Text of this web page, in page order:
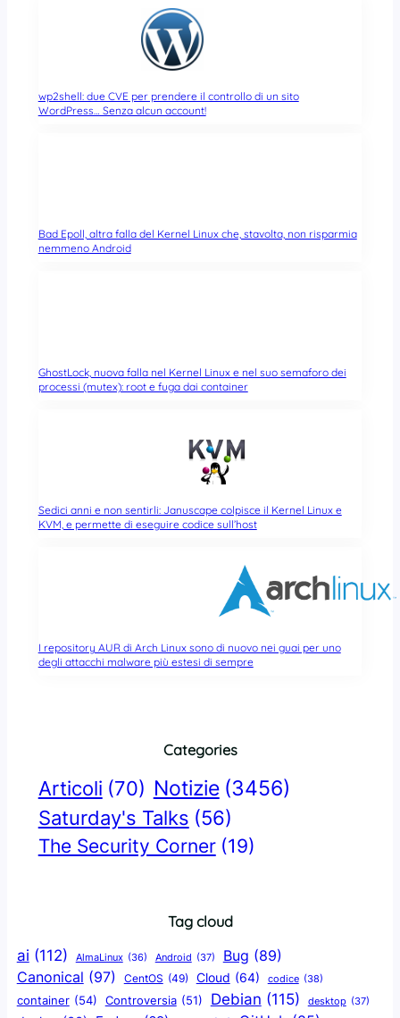
wp2shell: due CVE per prendere il controllo di un sito
WordPress… Senza alcun account!
Bad Epoll, altra falla del Kernel Linux che, stavolta, non risparmia
nemmeno Android
GhostLock, nuova falla nel Kernel Linux e nel suo semaforo dei
processi (mutex): root e fuga dai container
Sedici anni e non sentirli: Januscape colpisce il Kernel Linux e
KVM, e permette di eseguire codice sull’host
I repository AUR di Arch Linux sono di nuovo nei guai per uno
degli attacchi malware più estesi di sempre
Categories
Articoli (70) Notizie (3456)
Saturday's Talks (56)
The Security Corner (19)
Tag cloud
ai (112) AlmaLinux (36) Android (37) Bug (89)
Canonical (97) CentOS (49) Cloud (64) codice (38)
container (54) Controversia (51) Debian (115) desktop (37)